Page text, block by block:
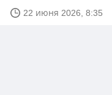
22 июня 2026, 8:35